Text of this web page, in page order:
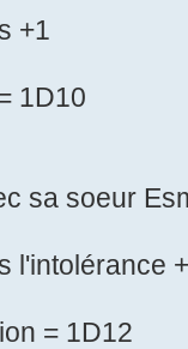
+1
1D10
sa soeur
l'intolérance
= 1D12